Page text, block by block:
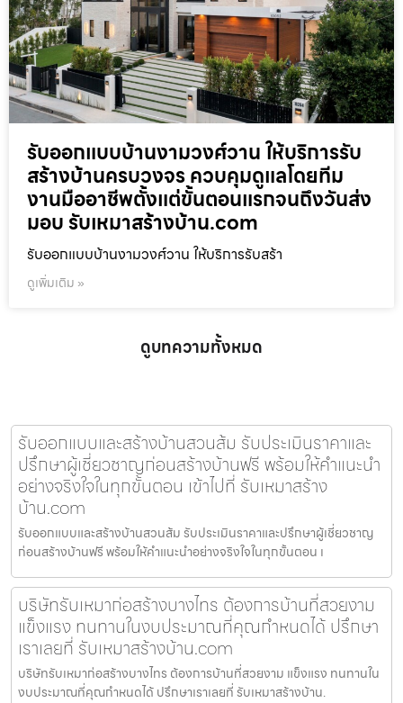
รับออกแบบบ้านงามวงศ์วาน ให้บริการรับ
สร้างบ้านครบวงจร ควบคุมดูแลโดยทีม
งานมืออาชีพตั้งแต่ขั้นตอนแรกจนถึงวันส่ง
มอบ รับเหมาสร้างบ้าน.com
รับออกแบบบ้านงามวงศ์วาน ให้บริการรับสร้า
ดูเพิ่มเติม »
ดูบทความทั้งหมด
รับออกแบบและสร้างบ้านสวนส้ม รับประเมินราคาและ
ปรึกษาผู้เชี่ยวชาญก่อนสร้างบ้านฟรี พร้อมให้คำแนะนำ
อย่างจริงใจในทุกขั้นตอน เข้าไปที่ รับเหมาสร้าง
บ้าน.com
รับออกแบบและสร้างบ้านสวนส้ม รับประเมินราคาและปรึกษาผู้เชี่ยวชาญ
ก่อนสร้างบ้านฟรี พร้อมให้คำแนะนำอย่างจริงใจในทุกขั้นตอน เ
บริษัทรับเหมาก่อสร้างบางไทร ต้องการบ้านที่สวยงาม
แข็งแรง ทนทานในงบประมาณที่คุณกำหนดได้ ปรึกษา
เราเลยที่ รับเหมาสร้างบ้าน.com
บริษัทรับเหมาก่อสร้างบางไทร ต้องการบ้านที่สวยงาม แข็งแรง ทนทานใน
งบประมาณที่คุณกำหนดได้ ปรึกษาเราเลยที่ รับเหมาสร้างบ้าน.